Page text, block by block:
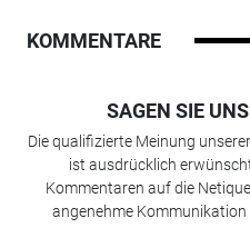
KOMMENTARE
SAGEN SIE
Die qualifizierte Meinung
ist ausdrücklich
Kommentaren auf die
angenehme Kommunikation